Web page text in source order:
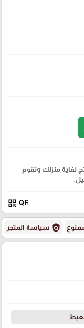
لغاية منزلك وتقوم
QR
qr_code
policy سياسة المتجر